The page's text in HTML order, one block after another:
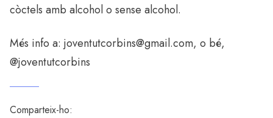
còctels amb alcohol o sense alcohol.
Més info a: joventutcorbins@gmail.com, o bé,
@joventutcorbins
Comparteix-ho: